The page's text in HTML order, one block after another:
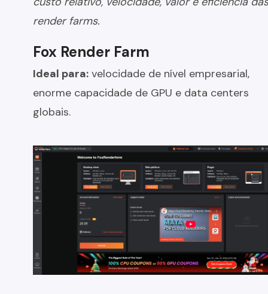
render farms.
Fox Render Farm
Ideal para: velocidade de nível empresarial,
enorme capacidade de GPU e data centers
globais.